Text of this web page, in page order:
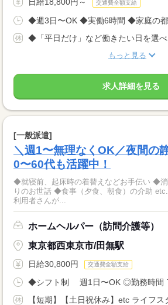
日給18,800円～ 交通費全額支給
◆週3日〜OK ◆実働6時間 ◆家庭の都
◆「平日だけ」など働きたい日を選べ
もっと見る
求人詳細を見る
[一般派遣]
＼週1〜無理なくOK／夜間の
0〜60代も活躍中！
◆就寝前、起床時の着替えなどお手伝い ◆
りのお世話 ◆食事（夕食、朝食）の介助 etc... をお任せいたしま
利用者さんが...
ホームヘルパー（訪問介護等）
東京都西東京市/田無駅
日給30,800円 交通費全額支給
◆シフト制 週1日〜OK ◎勤務時間
【短期】【土日祝休み】etc ライフス